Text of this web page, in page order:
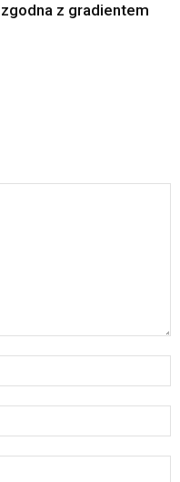
z gradientem